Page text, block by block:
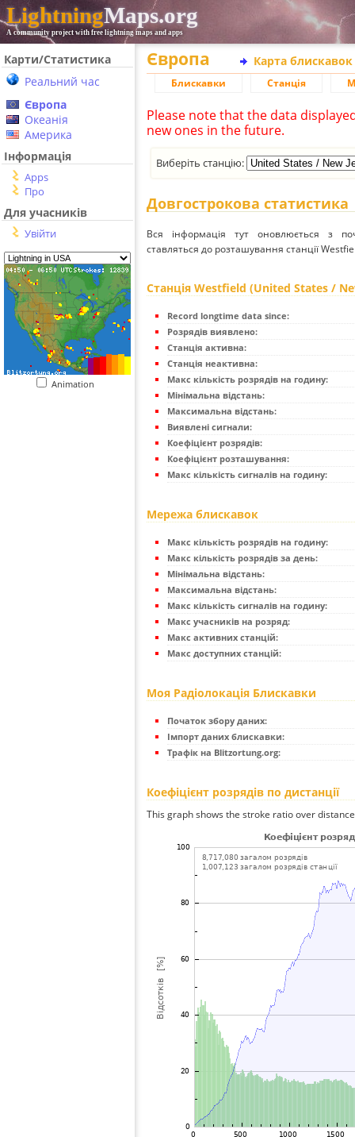
LightningMaps.org
A community project with free lightning maps and apps
Карти/Статистика
Реальний час
Європа
Океанія
Америка
Інформація
Apps
Про
Для учасників
Увійти
Animation
Європа Карта
Блискавки Станція
Please note that the data
new ones in the future.
Виберіть станцію:
Довгострокова статистика
Вся інформація тут оновлюється з
ставляться до розташування станції
Станція Westfield (United States /
Record longtime data since:
Розрядів виявлено:
Станція активна:
Станція неактивна:
Макс кількість розрядів на годину:
Мінімальна відстань:
Максимальна відстань:
Виявлені сигнали:
Коефіцієнт розрядів:
Коефіцієнт розташування:
Макс кількість сигналів на годину:
Мережа блискавок
Макс кількість розрядів на годину:
Макс кількість розрядів за день:
Мінімальна відстань:
Максимальна відстань:
Макс кількість сигналів на годину:
Макс учасників на розряд:
Макс активних станцій:
Макс доступних станцій:
Моя Радіолокація Блискавки
Початок збору даних:
Імпорт даних блискавки:
Трафік на Blitzortung.org:
Коефіцієнт розрядів по дистанції
This graph shows the stroke ratio over